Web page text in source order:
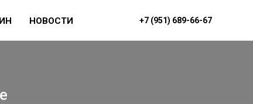
+7 951-689-66-67
НОВОСТИ +7 (951) 689-66-67